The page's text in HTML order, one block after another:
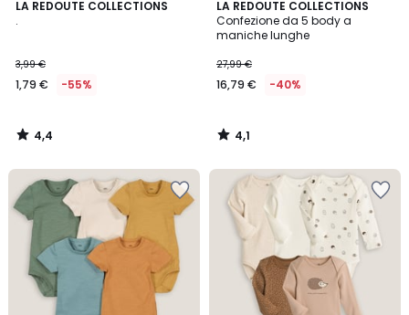
LA REDOUTE COLLECTIONS
.
3,99 €
1,79 € -55%
4,4
4,4
/
LA REDOUTE COLLECTIONS
Confezione da 5 body a
maniche lunghe
27,99 €
16,79 € -40%
4,1
/ 5
4,1
/